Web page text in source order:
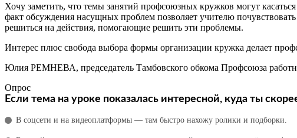
Хочу заметить, что темы занятий профсоюзных кружков могут
факт обсуждения насущных проблем позволяет учителю
решиться на действия, помогающие решить эти проблемы.
Интерес плюс свобода выбора формы организации кружка делает
Юлия РЕМНЕВА, председатель Тамбовского обкома Профсоюза
Опрос
Если тема на уроке показалась интересной, куда ты
В соцсети и на видеоплатформы — там быстро нахожу ролики и подборки.